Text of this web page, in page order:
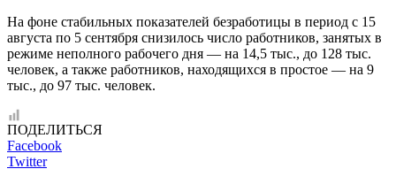
На фоне стабильных показателей безработицы в период с 15
августа по 5 сентября снизилось число работников, занятых в
режиме неполного рабочего дня — на 14,5 тыс., до 128 тыс.
человек, а также работников, находящихся в простое — на 9
тыс., до 97 тыс. человек.
ПОДЕЛИТЬСЯ
Facebook
Twitter